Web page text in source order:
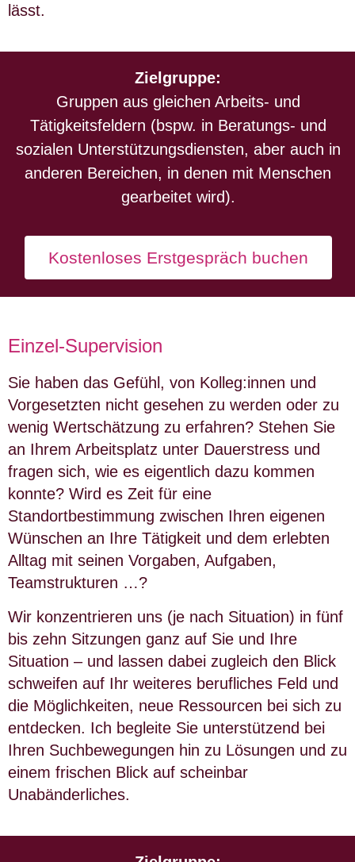
lässt.
Zielgruppe:
Gruppen aus gleichen Arbeits- und
Tätigkeitsfeldern (bspw. in Beratungs- und
sozialen Unterstützungsdiensten, aber auch in
anderen Bereichen, in denen mit Menschen
gearbeitet wird).
Kostenloses Erstgespräch buchen
Einzel-Supervision
Sie haben das Gefühl, von Kolleg:innen und
Vorgesetzten nicht gesehen zu werden oder zu
wenig Wertschätzung zu erfahren? Stehen Sie
an Ihrem Arbeitsplatz unter Dauerstress und
fragen sich, wie es eigentlich dazu kommen
konnte? Wird es Zeit für eine
Standortbestimmung zwischen Ihren eigenen
Wünschen an Ihre Tätigkeit und dem erlebten
Alltag mit seinen Vorgaben, Aufgaben,
Teamstrukturen …?
Wir konzentrieren uns (je nach Situation) in fünf
bis zehn Sitzungen ganz auf Sie und Ihre
Situation – und lassen dabei zugleich den Blick
schweifen auf Ihr weiteres berufliches Feld und
die Möglichkeiten, neue Ressourcen bei sich zu
entdecken. Ich begleite Sie unterstützend bei
Ihren Suchbewegungen hin zu Lösungen und zu
einem frischen Blick auf scheinbar
Unabänderliches.